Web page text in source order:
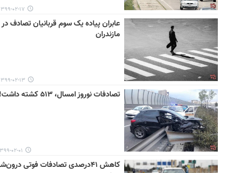
۱۳۹۹-۰۲-۱۷
عابران پیاده یک سوم قربانیان تصادف در
مازندران
۱۳۹۹-۰۲-۱۳
تصادفات نوروز امسال، ۵۱۳ کشته داشت!
۱۳۹۹-۰۲-۰۱
کاهش ۴۱درصدی تصادفات فوتی